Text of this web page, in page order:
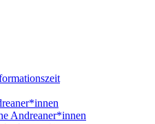
Andreaner*innen